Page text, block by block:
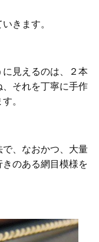
きます。
見えるのは、２本
それを丁寧に手作
。
で、なおかつ、大量
のある網目模様を